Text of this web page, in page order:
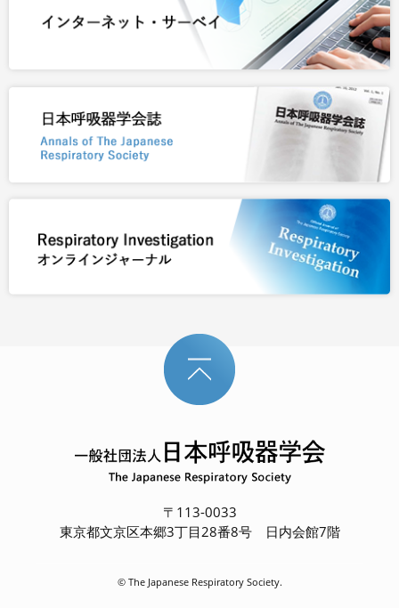
〒113-0033
東京都文京区本郷3丁目28番8号 日内会館7階
© The Japanese Respiratory Society.